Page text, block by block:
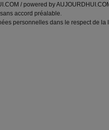
/ powered by
accord préalable.
personnelles dans le respect de